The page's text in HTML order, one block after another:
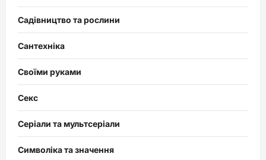
Садівництво та рослини
Сантехніка
Своїми руками
Секс
Серіали та мультсеріали
Символіка та значення